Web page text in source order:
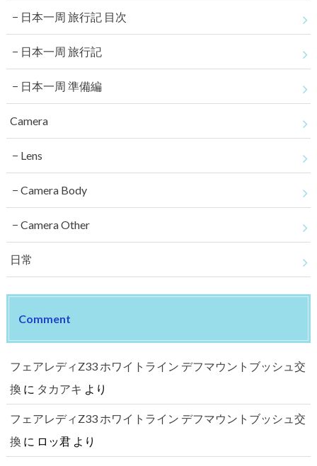
日本一周 旅行記 目次
日本一周 旅行記
日本一周 準備編
Camera
Lens
Camera Body
Camera Other
日常
Comment
フェアレディZ33 ホワイトライン デフマウントブッシュ交
換 に タカアキ より
フェアレディZ33 ホワイトライン デフマウントブッシュ交
換 に ロッ君より